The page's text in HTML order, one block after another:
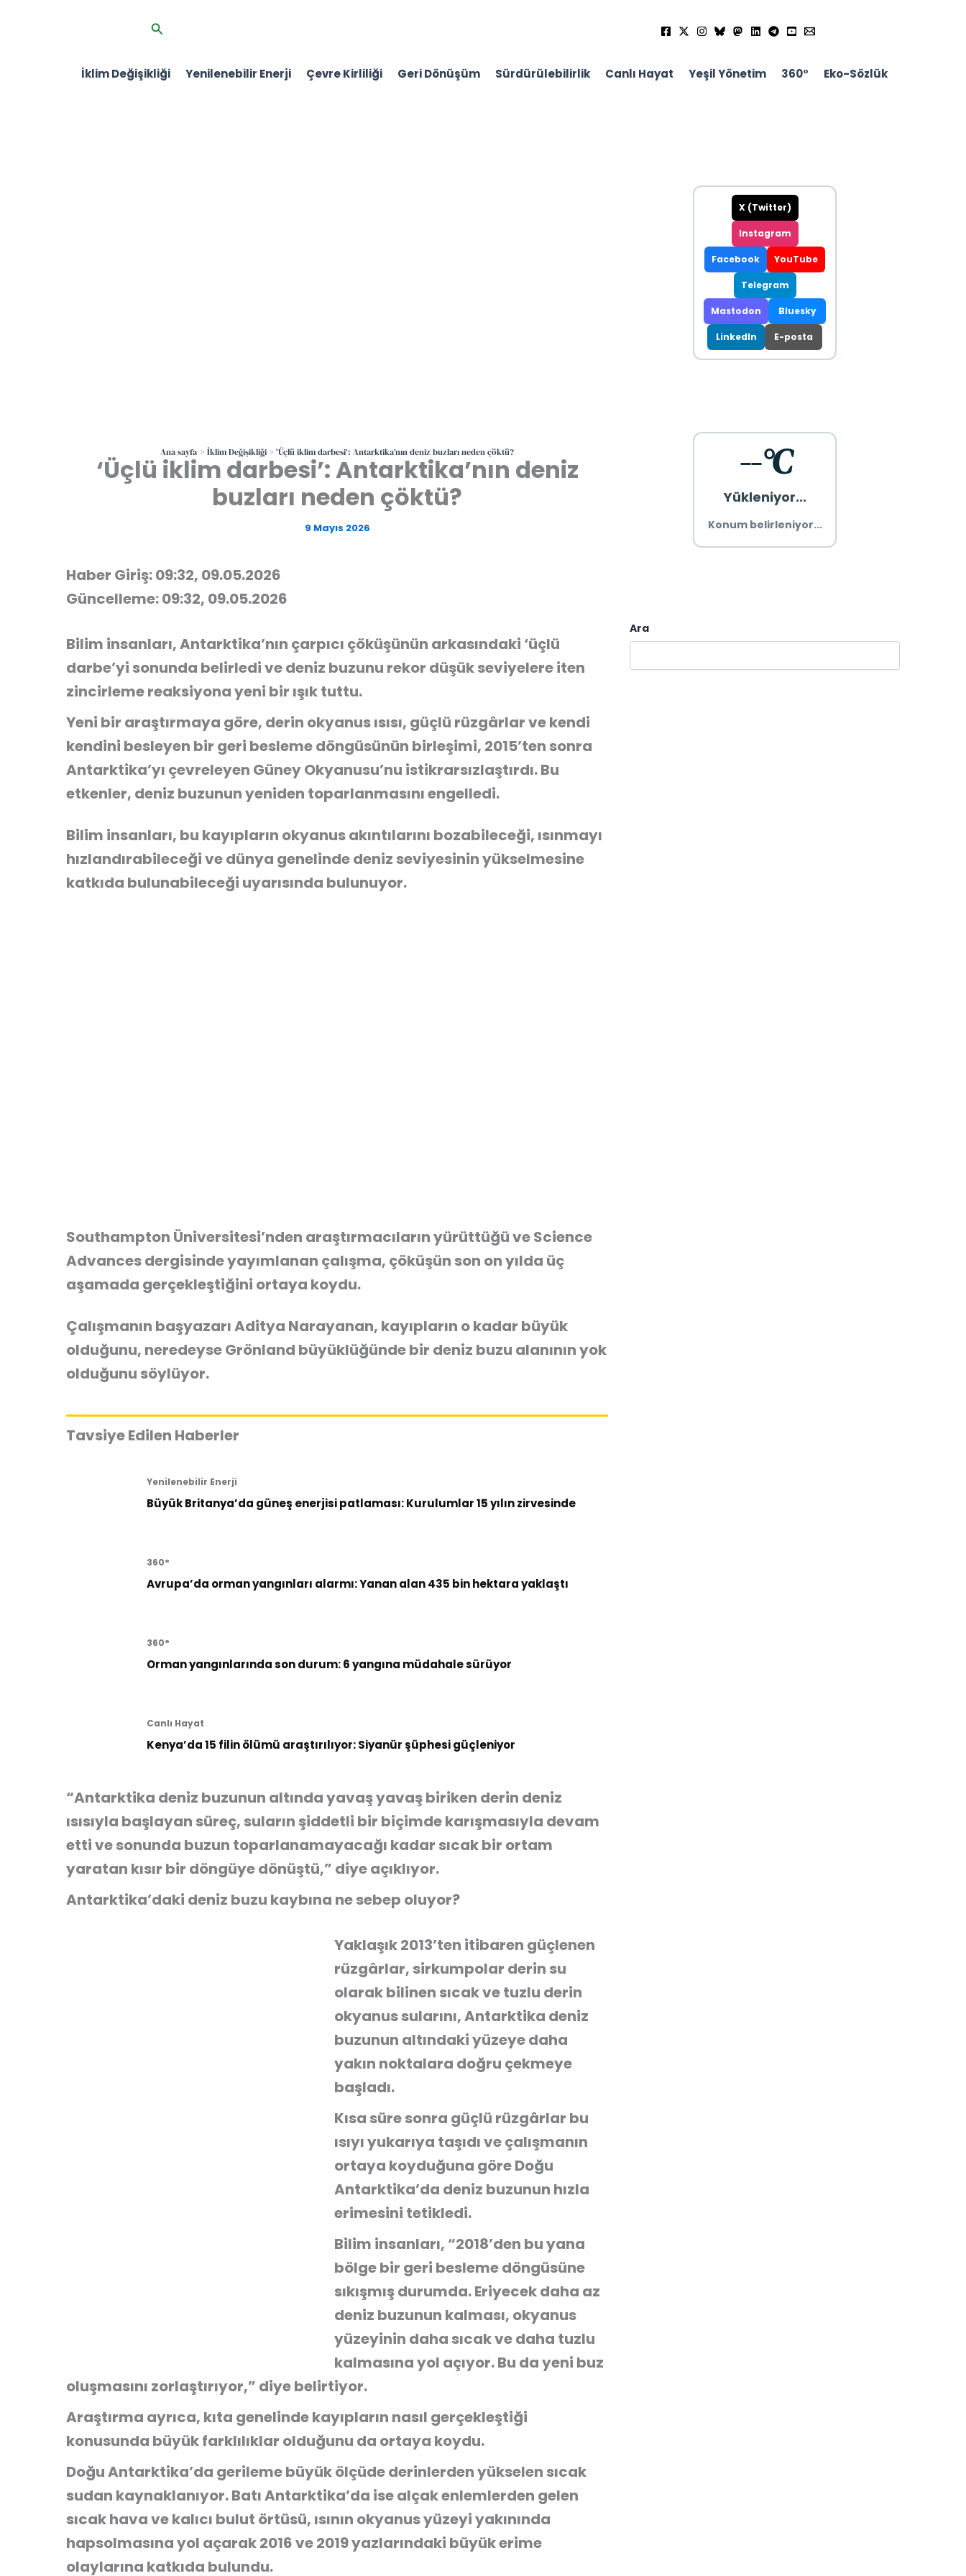
Arama
İklim Değişikliği Yenilenebilir Enerji Çevre Kirliliği Geri Dönüşüm Sürdürülebilirlik Canlı Hayat Yeşil Yönetim 360° Eko-Sözlük
Ana sayfa İklim Değişikliği ‘Üçlü iklim darbesi’: Antarktika’nın deniz buzları neden çöktü?
‘Üçlü iklim darbesi’: Antarktika’nın deniz
buzları neden çöktü?
9 Mayıs 2026
Haber Giriş: 09:32, 09.05.2026
Güncelleme: 09:32, 09.05.2026
Bilim insanları, Antarktika’nın çarpıcı çöküşünün arkasındaki ‘üçlü
darbe’yi sonunda belirledi ve deniz buzunu rekor düşük seviyelere iten
zincirleme reaksiyona yeni bir ışık tuttu.
Yeni bir araştırmaya göre, derin okyanus ısısı, güçlü rüzgârlar ve kendi
kendini besleyen bir geri besleme döngüsünün birleşimi, 2015’ten sonra
Antarktika’yı çevreleyen Güney Okyanusu’nu istikrarsızlaştırdı. Bu
etkenler, deniz buzunun yeniden toparlanmasını engelledi.
Bilim insanları, bu kayıpların okyanus akıntılarını bozabileceği, ısınmayı
hızlandırabileceği ve dünya genelinde deniz seviyesinin yükselmesine
katkıda bulunabileceği uyarısında bulunuyor.
Southampton Üniversitesi’nden araştırmacıların yürüttüğü ve Science
Advances dergisinde yayımlanan çalışma, çöküşün son on yılda üç
aşamada gerçekleştiğini ortaya koydu.
Çalışmanın başyazarı Aditya Narayanan, kayıpların o kadar büyük
olduğunu, neredeyse Grönland büyüklüğünde bir deniz buzu alanının yok
olduğunu söylüyor.
Tavsiye Edilen Haberler
Yenilenebilir Enerji
Büyük Britanya’da güneş enerjisi patlaması: Kurulumlar 15 yılın zirvesinde
360°
Avrupa’da orman yangınları alarmı: Yanan alan 435 bin hektara yaklaştı
360°
Orman yangınlarında son durum: 6 yangına müdahale sürüyor
Canlı Hayat
Kenya’da 15 filin ölümü araştırılıyor: Siyanür şüphesi güçleniyor
“Antarktika deniz buzunun altında yavaş yavaş biriken derin deniz
ısısıyla başlayan süreç, suların şiddetli bir biçimde karışmasıyla devam
etti ve sonunda buzun toparlanamayacağı kadar sıcak bir ortam
yaratan kısır bir döngüye dönüştü,” diye açıklıyor.
Antarktika’daki deniz buzu kaybına ne sebep oluyor?
Yaklaşık 2013’ten itibaren güçlenen
rüzgârlar, sirkumpolar derin su
olarak bilinen sıcak ve tuzlu derin
okyanus sularını, Antarktika deniz
buzunun altındaki yüzeye daha
yakın noktalara doğru çekmeye
başladı.
Kısa süre sonra güçlü rüzgârlar bu
ısıyı yukarıya taşıdı ve çalışmanın
ortaya koyduğuna göre Doğu
Antarktika’da deniz buzunun hızla
erimesini tetikledi.
Bilim insanları, “2018’den bu yana
bölge bir geri besleme döngüsüne
sıkışmış durumda. Eriyecek daha az
deniz buzunun kalması, okyanus
yüzeyinin daha sıcak ve daha tuzlu
kalmasına yol açıyor. Bu da yeni buz
oluşmasını zorlaştırıyor,” diye belirtiyor.
Araştırma ayrıca, kıta genelinde kayıpların nasıl gerçekleştiği
konusunda büyük farklılıklar olduğunu da ortaya koydu.
Doğu Antarktika’da gerileme büyük ölçüde derinlerden yükselen sıcak
sudan kaynaklanıyor. Batı Antarktika’da ise alçak enlemlerden gelen
sıcak hava ve kalıcı bulut örtüsü, ısının okyanus yüzeyi yakınında
hapsolmasına yol açarak 2016 ve 2019 yazlarındaki büyük erime
olaylarına katkıda bulundu.
X (Twitter)
Instagram
Facebook YouTube
Telegram
Mastodon Bluesky
LinkedIn E-posta
--°C
Yükleniyor...
Konum belirleniyor...
Ara